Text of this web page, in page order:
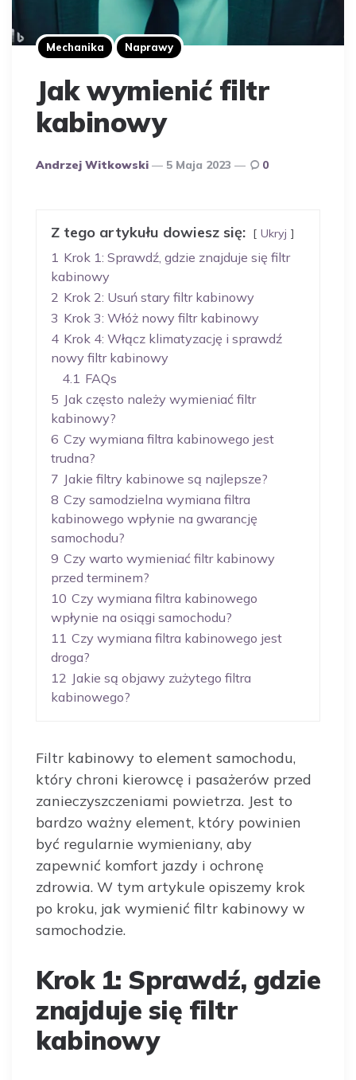
Mechanika Naprawy
Jak wymienić filtr
kabinowy
Opublikowany
Andrzej Witkowski 5 Maja 2023 0
Z tego artykułu dowiesz się: Ukryj
1 Krok 1: Sprawdź, gdzie znajduje się filtr
kabinowy
2 Krok 2: Usuń stary filtr kabinowy
3 Krok 3: Włóż nowy filtr kabinowy
4 Krok 4: Włącz klimatyzację i sprawdź
nowy filtr kabinowy
4.1 FAQs
5 Jak często należy wymieniać filtr
kabinowy?
6 Czy wymiana filtra kabinowego jest
trudna?
7 Jakie filtry kabinowe są najlepsze?
8 Czy samodzielna wymiana filtra
kabinowego wpłynie na gwarancję
samochodu?
9 Czy warto wymieniać filtr kabinowy
przed terminem?
10 Czy wymiana filtra kabinowego
wpłynie na osiągi samochodu?
11 Czy wymiana filtra kabinowego jest
droga?
12 Jakie są objawy zużytego filtra
kabinowego?
Filtr kabinowy to element samochodu,
który chroni kierowcę i pasażerów przed
zanieczyszczeniami powietrza. Jest to
bardzo ważny element, który powinien
być regularnie wymieniany, aby
zapewnić komfort jazdy i ochronę
zdrowia. W tym artykule opiszemy krok
po kroku, jak wymienić filtr kabinowy w
samochodzie.
Krok 1: Sprawdź, gdzie
znajduje się filtr
kabinowy